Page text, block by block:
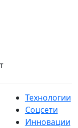
Технологии
Соцсети
Инновации